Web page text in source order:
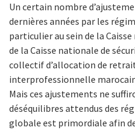
Un certain nombre
dernières années par les
particulier au sein de la
de la Caisse nationale de
collectif d’allocation de
interprofessionnelle
Mais ces ajustements ne
déséquilibres attendus des
globale est primordiale afin